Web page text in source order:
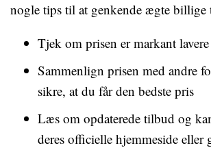
nogle tips til at genkende ægte billige
Tjek om prisen er markant
Sammenlign prisen med andre
sikre, at du får den bedste pris
Læs om opdaterede tilbud og
deres officielle hjemmeside eller